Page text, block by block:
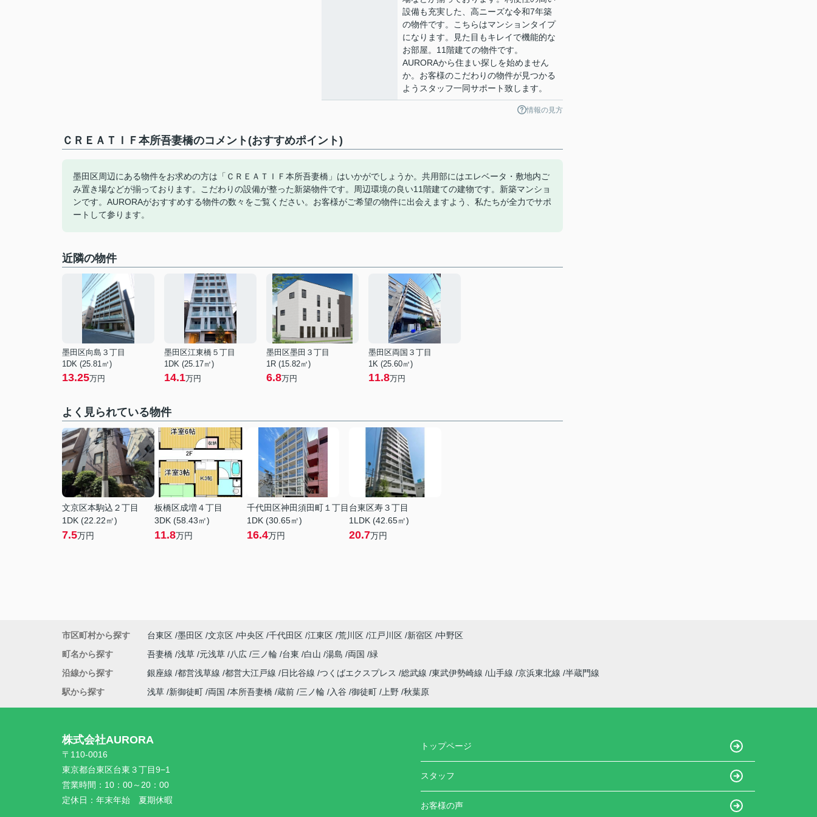
設備も充実した、高ニーズな令和7年築
の物件です。こちらはマンションタイプ
になります。見た目もキレイで機能的な
お部屋。11階建ての物件です。
AURORAから住まい探しを始めません
か。お客様のこだわりの物件が見つかる
ようスタッフ一同サポート致します。
情報の見方
ＣＲＥＡＴＩＦ本所吾妻橋のコメント(おすすめポイント)
墨田区周辺にある物件をお求めの方は「ＣＲＥＡＴＩＦ本所吾妻橋」はいかがでしょうか。共用部にはエレベータ・敷地内ご
み置き場などが揃っております。こだわりの設備が整った新築物件です。周辺環境の良い11階建ての建物です。新築マンショ
ンです。AURORAがおすすめする物件の数々をご覧ください。お客様がご希望の物件に出会えますよう、私たちが全力でサポ
ートして参ります。
近隣の物件
墨田区向島３丁目
1DK (25.81㎡)
13.25万円
墨田区江東橋５丁目
1DK (25.17㎡)
14.1万円
墨田区墨田３丁目
1R (15.82㎡)
6.8万円
墨田区両国３丁目
1K (25.60㎡)
11.8万円
よく見られている物件
文京区本駒込２丁目
1DK (22.22㎡)
7.5万円
板橋区成増４丁目
3DK (58.43㎡)
11.8万円
千代田区神田須田町１丁目
1DK (30.65㎡)
16.4万円
台東区寿３丁目
1LDK (42.65㎡)
20.7万円
市区町村から探す 台東区 墨田区 文京区 中央区 千代田区 江東区 荒川区 江戸川区 新宿区 中野区
町名から探す
吾妻橋 浅草 元浅草 八広 三ノ輪 台東 白山 湯島 両国
緑
沿線から探す
銀座線 都営浅草線 都営大江戸線 日比谷線 つくばエクスプレス 総武線 東武伊勢崎線 山手線 京浜東北線 半蔵門線
駅から探す
浅草 新御徒町 両国 本所吾妻橋 蔵前 三ノ輪 入谷 御徒町 上野 秋葉原
株式会社AURORA
〒110-0016
東京都台東区台東３丁目9−1
営業時間： 10：00～20：00
定休日： 年末年始 夏期休暇
トップページ
スタッフ
お客様の声